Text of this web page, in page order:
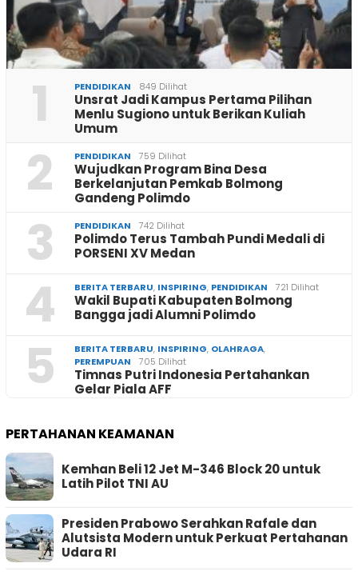
1 PENDIDIKAN 849 Dilihat
Unsrat Jadi Kampus Pertama Pilihan
Menlu Sugiono untuk Berikan Kuliah
Umum
2 PENDIDIKAN 759 Dilihat
Wujudkan Program Bina Desa
Berkelanjutan Pemkab Bolmong
Gandeng Polimdo
3 PENDIDIKAN 742 Dilihat
Polimdo Terus Tambah Pundi Medali di
PORSENI XV Medan
4 BERITA TERBARU, INSPIRING, PENDIDIKAN 721 Dilihat
Wakil Bupati Kabupaten Bolmong
Bangga jadi Alumni Polimdo
5 BERITA TERBARU, INSPIRING, OLAHRAGA,
PEREMPUAN
705 Dilihat
Timnas Putri Indonesia Pertahankan
Gelar Piala AFF
PERTAHANAN KEAMANAN
Kemhan Beli 12 Jet M-346 Block 20 untuk
Latih Pilot TNI AU
Presiden Prabowo Serahkan Rafale dan
Alutsista Modern untuk Perkuat Pertahanan
Udara RI